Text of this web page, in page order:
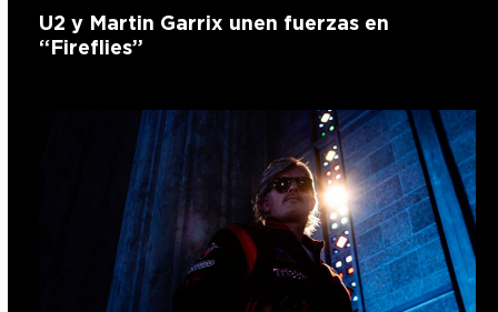
U2 y Martin Garrix unen fuerzas en
“Fireflies”